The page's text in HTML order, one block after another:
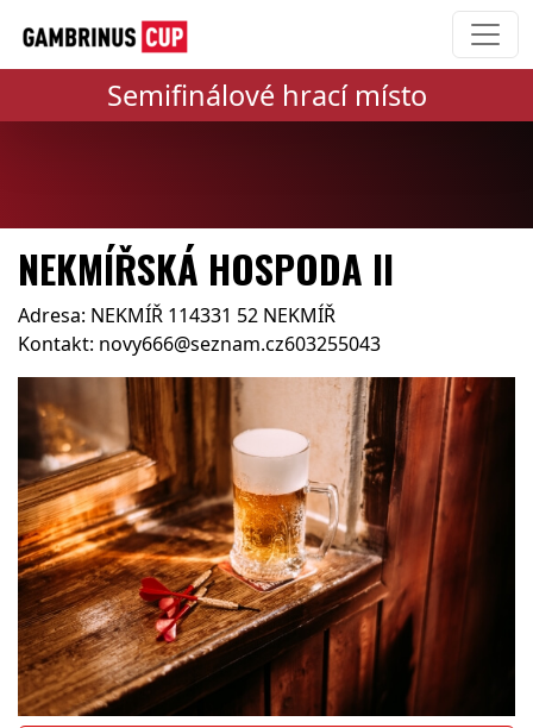
Semifinálové hrací místo
NEKMÍŘSKÁ HOSPODA II
Adresa: NEKMÍŘ 114331 52 NEKMÍŘ
Kontakt: novy666@seznam.cz603255043